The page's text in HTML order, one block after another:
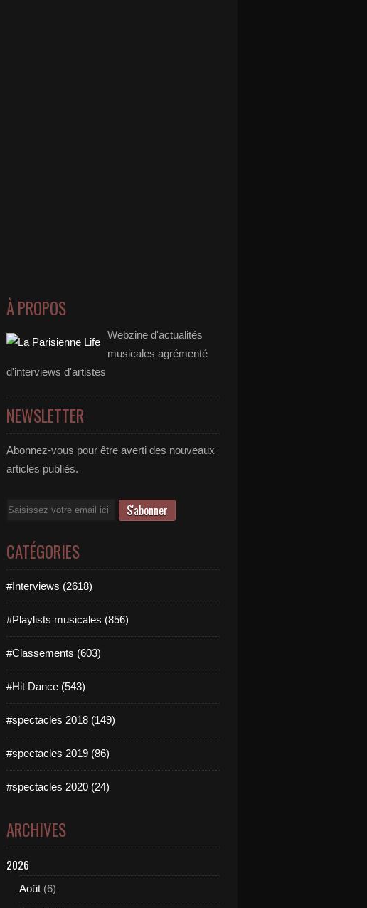
À PROPOS
Webzine d'actualités
musicales agrémenté
d'interviews d'artistes
NEWSLETTER
Abonnez-vous pour être averti des nouveaux
articles publiés.
Email
CATÉGORIES
#Interviews (2618)
#Playlists musicales (856)
#Classements (603)
#Hit Dance (543)
#spectacles 2018 (149)
#spectacles 2019 (86)
#spectacles 2020 (24)
ARCHIVES
2026
Août (6)